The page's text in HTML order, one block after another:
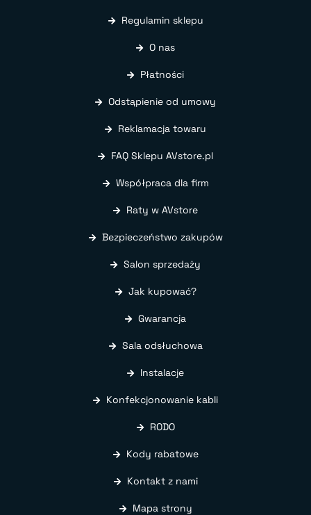
Regulamin sklepu
O nas
Płatności
Odstąpienie od umowy
Reklamacja towaru
FAQ Sklepu AVstore.pl
Współpraca dla firm
Raty w AVstore
Bezpieczeństwo zakupów
Salon sprzedaży
Jak kupować?
Gwarancja
Sala odsłuchowa
Instalacje
Konfekcjonowanie kabli
RODO
Kody rabatowe
Kontakt z nami
Mapa strony